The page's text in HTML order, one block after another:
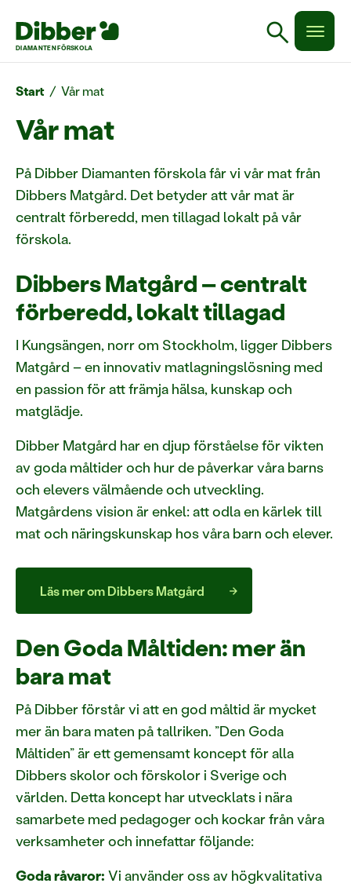
DIAMANTEN FÖRSKOLA search
Start / Vår mat
Vår mat
På Dibber Diamanten förskola får vi vår mat från
Dibbers Matgård. Det betyder att vår mat är
centralt förberedd, men tillagad lokalt på vår
förskola.
Dibbers Matgård – centralt
förberedd, lokalt tillagad
I Kungsängen, norr om Stockholm, ligger Dibbers
Matgård – en innovativ matlagningslösning med
en passion för att främja hälsa, kunskap och
matglädje.
Dibber Matgård har en djup förståelse för vikten
av goda måltider och hur de påverkar våra barns
och elevers välmående och utveckling.
Matgårdens vision är enkel: att odla en kärlek till
mat och näringskunskap hos våra barn och elever.
Läs mer om Dibbers Matgård
Den Goda Måltiden: mer än
bara mat
På Dibber förstår vi att en god måltid är mycket
mer än bara maten på tallriken. ”Den Goda
Måltiden” är ett gemensamt koncept för alla
Dibbers skolor och förskolor i Sverige och
världen. Detta koncept har utvecklats i nära
samarbete med pedagoger och kockar från våra
verksamheter och innefattar följande:
Goda råvaror: Vi använder oss av högkvalitativa